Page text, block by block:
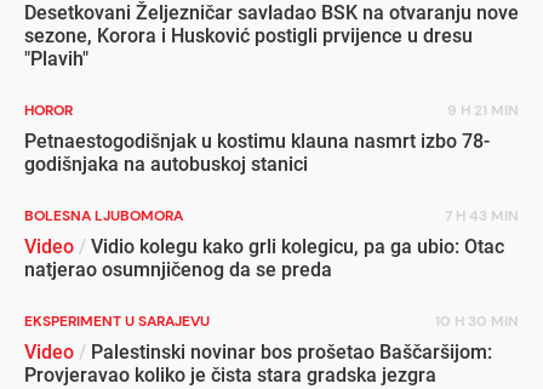
Desetkovani Željezničar savladao BSK na otvaranju nove
sezone, Korora i Husković postigli prvijence u dresu
"Plavih"
HOROR 9 H 21 MIN
Petnaestogodišnjak u kostimu klauna nasmrt izbo 78-
godišnjaka na autobuskoj stanici
BOLESNA LJUBOMORA 7 H 43 MIN
Video / Vidio kolegu kako grli kolegicu, pa ga ubio: Otac
natjerao osumnjičenog da se preda
EKSPERIMENT U SARAJEVU 10 H 30 MIN
Video / Palestinski novinar bos prošetao Baščaršijom:
Provjeravao koliko je čista stara gradska jezgra